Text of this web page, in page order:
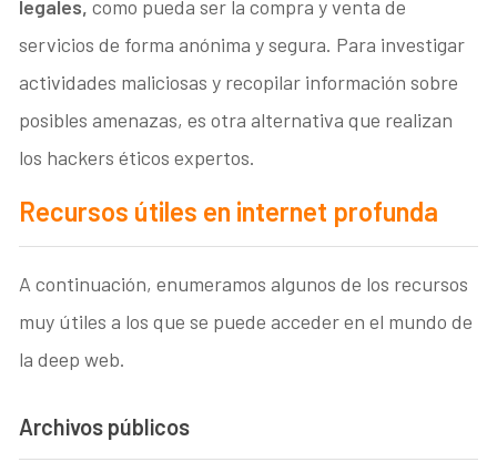
legales, como pueda ser la compra y venta de
servicios de forma anónima y segura. Para investigar
actividades maliciosas y recopilar información sobre
posibles amenazas, es otra alternativa que realizan
los hackers éticos expertos.
Recursos útiles en internet profunda
A continuación, enumeramos algunos de los recursos
muy útiles a los que se puede acceder en el mundo de
la deep web.
Archivos públicos